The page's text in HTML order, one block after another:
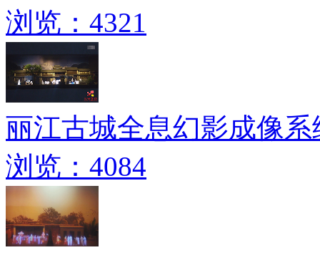
浏览：4321
丽江古城全息幻影成像系
浏览：4084